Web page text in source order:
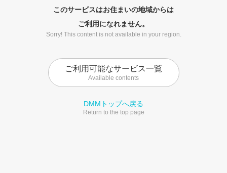
このサービスはお住まいの地域からは
ご利用になれません。
Sorry! This content is not available in your region.
ご利用可能なサービス一覧
Available contents
DMMトップへ戻る
Return to the top page